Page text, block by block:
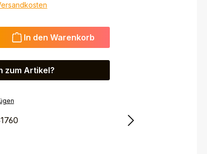
gewünschten Wert ein oder benutze die
In den Warenkorb
zum Artikel?